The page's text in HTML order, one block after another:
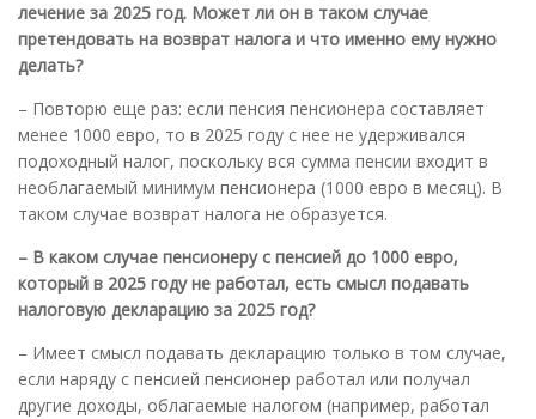
лечение за 2025 год. Может ли он в таком случае
претендовать на возврат налога и что именно ему нужно
делать?
– Повторю еще раз: если пенсия пенсионера составляет
менее 1000 евро, то в 2025 году с нее не удерживался
подоходный налог, поскольку вся сумма пенсии входит в
необлагаемый минимум пенсионера (1000 евро в месяц). В
таком случае возврат налога не образуется.
– В каком случае пенсионеру с пенсией до 1000 евро,
который в 2025 году не работал, есть смысл подавать
налоговую декларацию за 2025 год?
– Имеет смысл подавать декларацию только в том случае,
если наряду с пенсией пенсионер работал или получал
другие доходы, облагаемые налогом (например, работал